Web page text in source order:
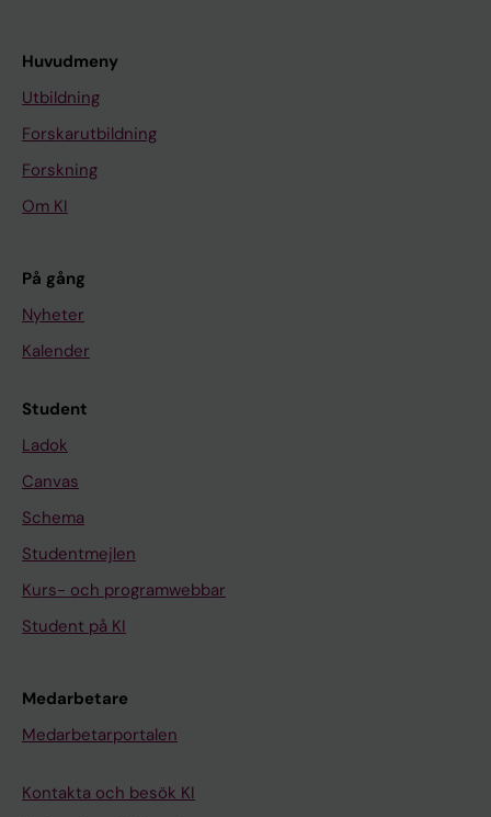
Huvudmeny
Utbildning
Forskarutbildning
Forskning
Om KI
På gång
Nyheter
Kalender
Student
Ladok
Canvas
Schema
Studentmejlen
Kurs- och programwebbar
Student på KI
Medarbetare
Medarbetarportalen
Kontakta och besök KI